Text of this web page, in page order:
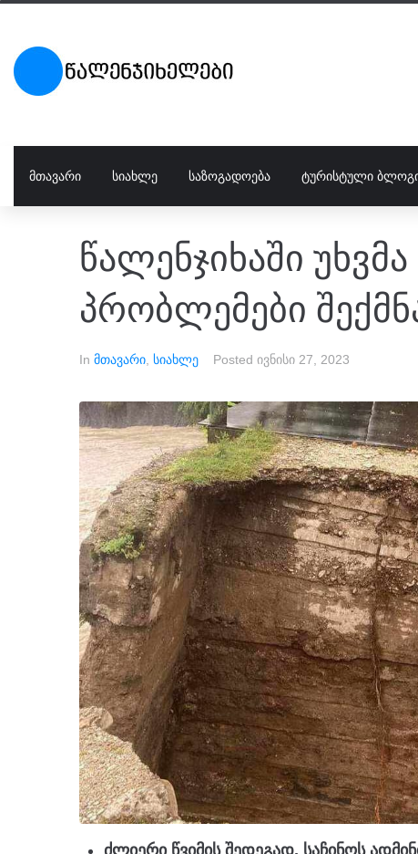
ᲛᲗᲐᲕᲐᲠᲘ ᲡᲘᲐᲮᲚᲔ ᲡᲐᲖᲝᲒᲐᲓᲝᲔᲑᲐ ᲢᲣᲠᲘᲡᲢᲣᲚᲘ
წალენჯიხაში
პრობლემები
In მთავარი სიახლე Posted ივნისი 27, 2023